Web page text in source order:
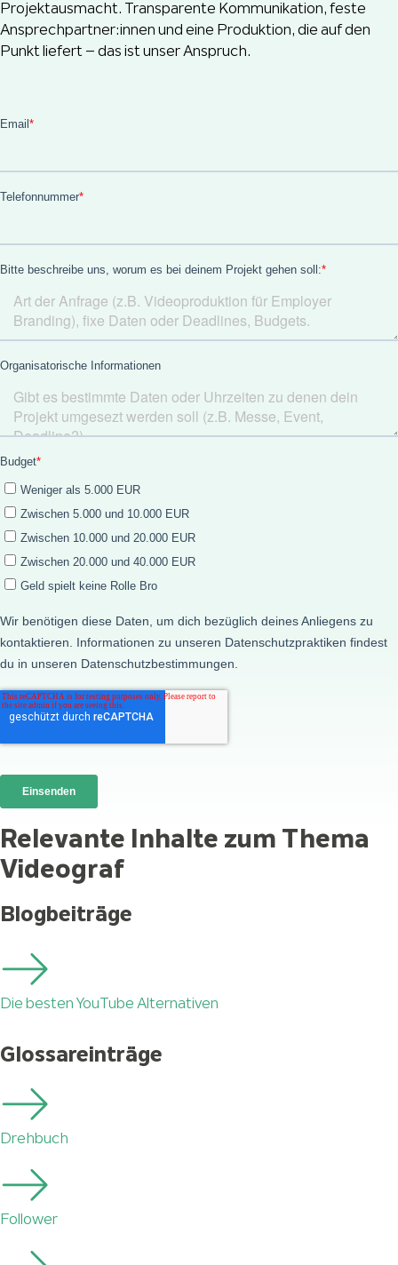
Projektausmacht. Transparente Kommunikation, feste
Ansprechpartner:innen und eine Produktion, die auf den
Punkt liefert – das ist unser Anspruch.
Relevante Inhalte zum Thema
Videograf
Blogbeiträge
Die besten YouTube Alternativen
Glossareinträge
Drehbuch
Follower